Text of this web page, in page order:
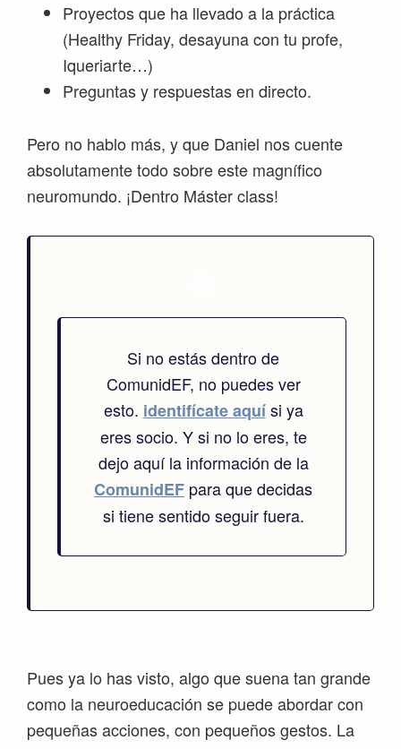
Proyectos que ha llevado a la práctica
(Healthy Friday, desayuna con tu profe,
Iqueriarte…)
Preguntas y respuestas en directo.
Pero no hablo más, y que Daniel nos cuente
absolutamente todo sobre este magnífico
neuromundo. ¡Dentro Máster class!
Si no estás dentro de
ComunidEF, no puedes ver
esto. identifícate aquísi ya
eres socio. Y si no lo eres, te
dejo aquí la información de la
ComunidEF para que decidas
si tiene sentido seguir fuera.
Pues ya lo has visto, algo que suena tan grande
como la neuroeducación se puede abordar con
pequeñas acciones, con pequeños gestos. La